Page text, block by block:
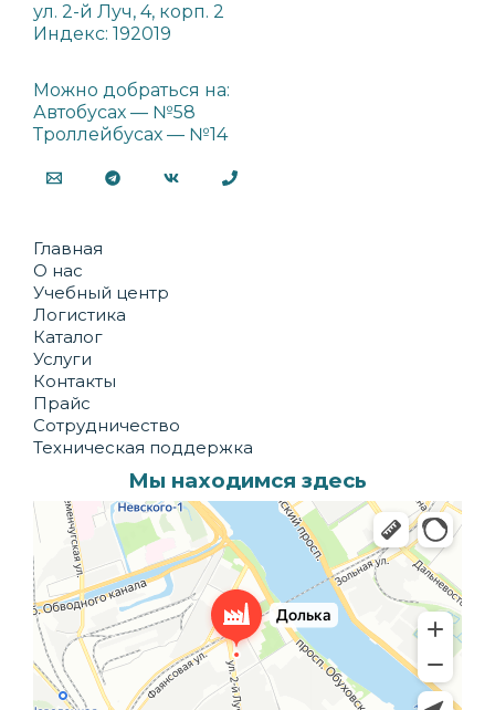
ул. 2-й Луч, 4, корп. 2
Индекс: 192019
Можно добраться на:
Автобусах — №58
Троллейбусах — №14
Главная
О нас
Учебный центр
Логистика
Каталог
Услуги
Контакты
Прайс
Сотрудничество
Техническая поддержка
Мы находимся здесь
Долька
Производственное предприятие в Санкт‑Петербурге